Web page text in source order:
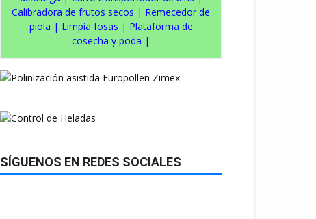
Calibradora de frutos secos | Remecedor de
piola | Limpia fosas | Plataforma de
cosecha y poda |
SÍGUENOS EN REDES SOCIALES